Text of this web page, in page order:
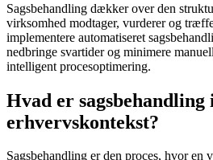
Sagsbehandling dækker over den
virksomhed modtager, vurderer og
implementere automatiseret
nedbringe svartider og minimere
intelligent procesoptimering.
Hvad er sagsbehandling
erhvervskontekst?
Sagsbehandling er den proces, hvor en